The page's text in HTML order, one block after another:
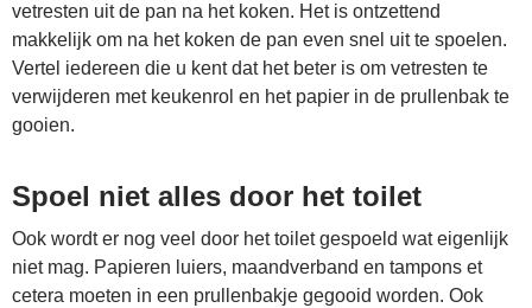
vetresten uit de pan na het koken. Het is ontzettend
makkelijk om na het koken de pan even snel uit te spoelen.
Vertel iedereen die u kent dat het beter is om vetresten te
verwijderen met keukenrol en het papier in de prullenbak te
gooien.
Spoel niet alles door het toilet
Ook wordt er nog veel door het toilet gespoeld wat eigenlijk
niet mag. Papieren luiers, maandverband en tampons et
cetera moeten in een prullenbakje gegooid worden. Ook